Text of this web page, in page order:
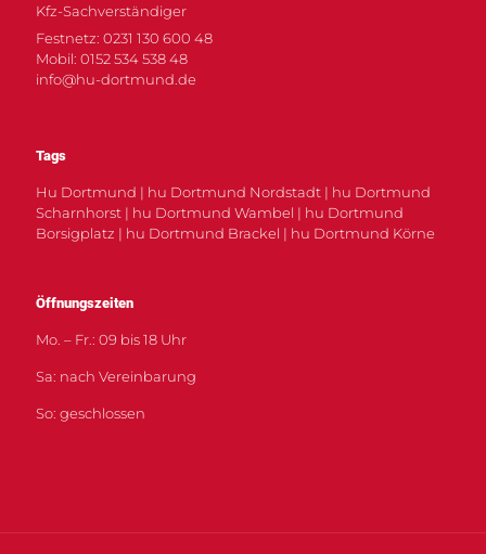
Kfz-Sachverständiger
Festnetz: 0231 130 600 48
Mobil: 0152 534 538 48
info@hu-dortmund.de
Tags
Hu Dortmund | hu Dortmund Nordstadt | hu Dortmund
Scharnhorst | hu Dortmund Wambel | hu Dortmund
Borsigplatz | hu Dortmund Brackel | hu Dortmund Körne
Öffnungszeiten
Mo. – Fr.: 09 bis 18 Uhr
Sa: nach Vereinbarung
So: geschlossen